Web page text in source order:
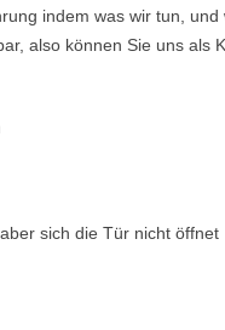
indem was wir tun,
also können Sie uns als
sich die Tür nicht öffnet